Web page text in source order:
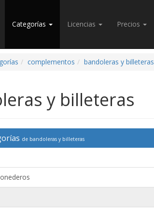
Categorías Licencias Precios
complementos bandoleras y billeteras
y billeteras
de bandoleras y billeteras